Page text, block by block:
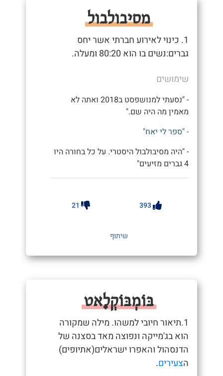
מסיבולבול
1. כינוי לאירוע חברתי אשר יחס
גברים:נשים בו הוא 80:20 ומעלה.
שימושים
- "נסעתי למנושפסט ב2018 ואתה לא
מאמין מה היה שם."
- "ספר לי יאח"
- "היה מסיבולבול היסטרי. על כל בחורה היו
4 גברים מזיעים"
393
21
שיתוף
בּוֹמְבּוֹקְלָאט
1.תיאור חיובי למשהו. מילה שמקורה
הוא בג'מייקה ונפוצה מאד בסצנה של
הדנסהול והאפרו ישראלים(אתיופים)
הצעירים.